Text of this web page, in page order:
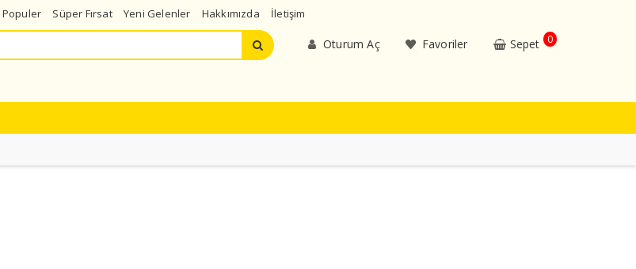
Populer Süper Fırsat Yeni Gelenler Hakkımızda İletişim
Oturum Aç Favoriler Sepet 0